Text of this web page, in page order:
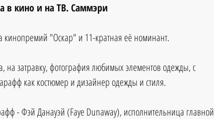
в кино и на ТВ. Саммэри
"Оскар" и 11-кратная её номинант.
на затравку, фотография любимых элементов одежды, с
как костюмер и дизайнер одежды и стиля.
- Фэй Данауэй (Faye Dunaway), исполнительница главной